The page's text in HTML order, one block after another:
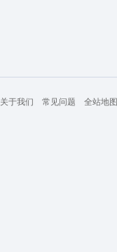
关于我们 常见问题 全站地图